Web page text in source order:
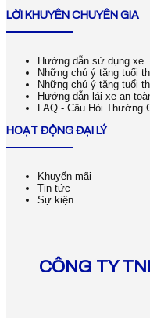
LỜI KHUYÊN CHUYÊN GIA
Hướng dẫn sử dụng xe
Những chú ý tăng tuổi
Những chú ý tăng tuổi
Hướng dẫn lái xe an
FAQ - Câu Hỏi Thường
HOẠT ĐỘNG ĐẠI LÝ
Khuyến mãi
Tin tức
Sự kiện
CÔNG TY